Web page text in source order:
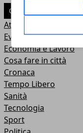
CATEGORIE
Attualità
Eventi
Economia e Lavoro
Cosa fare in città
Cronaca
Tempo Libero
Sanità
Tecnologia
Sport